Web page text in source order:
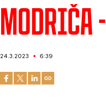
Modriča
24.3.2023 6:39